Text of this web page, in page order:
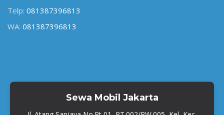
Telp: 081387396813
WA: 081387396813
Sewa Mobil Jakarta